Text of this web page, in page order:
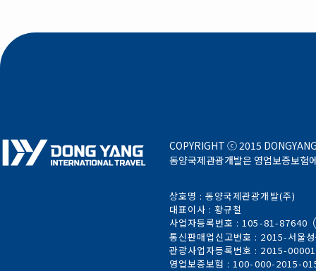
COPYRIGHT ⓒ 2015
동양국제관광개발은 영업보증보험
상호명 : 동양국제관광개발(주)
대표이사 : 황규철
사업자등록번호 : 105-81-87640
통신판매업신고번호 : 2015-서울
관광사업자등록번호 : 2015-
영업보증보험 : 100-000-2015-